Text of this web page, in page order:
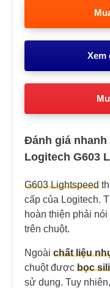
Xem
Đánh giá
Logitech G603
G603 Lightspeed
cấp của Logitech.
hoàn thiện phải
trên chuột.
Ngoài chất liệu
chuột được bọc
sử dụng. Tuy